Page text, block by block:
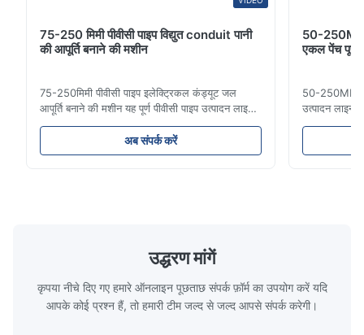
75-250 मिमी पीवीसी पाइप विद्युत conduit पानी
की आपूर्ति बनाने की मशीन
75-250मिमी पीवीसी पाइप इलेक्ट्रिकल कंड्यूट जल
आपूर्ति बनाने की मशीन यह पूर्ण पीवीसी पाइप उत्पादन लाइन
16 मिमी से 800 मिमी व्यास तक उच्च गुणवत्ता वाले पीवीसी/
यूपीवीसी पाइपों का निर्माण करती है। यह प्रणाली विभिन्न
व्यास और दीवार की मोटाई विनिर्देशों के साथ इलेक्ट्रिकल
अब संपर्क करें
50-250MM
एकल पेंच पूर्ण
50-250MM
उत्पादन लाइन
पाइप आमतौर
बढ़ने का
उद्धरण मांगें
कृपया नीचे दिए गए हमारे ऑनलाइन पूछताछ संपर्क फ़ॉर्म का उपयोग करें यदि
आपके कोई प्रश्न हैं, तो हमारी टीम जल्द से जल्द आपसे संपर्क करेगी।